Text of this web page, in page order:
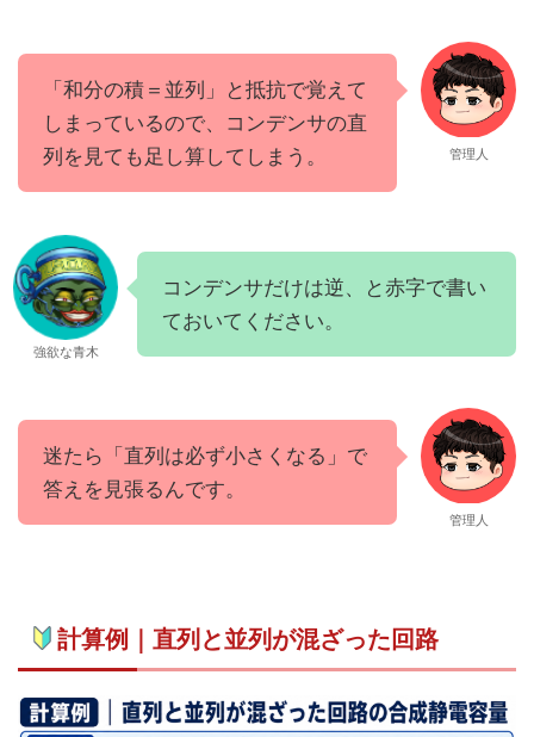
「和分の積＝並列」と抵抗で覚えて
しまっているので、コンデンサの直
列を見ても足し算してしまう。
管理人
強欲な青木
コンデンサだけは逆、と赤字で書い
ておいてください。
迷たら「直列は必ず小さくなる」で
答えを見張るんです。
管理人
計算例｜直列と並列が混ざった回路